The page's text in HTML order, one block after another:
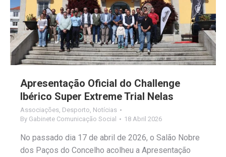
Apresentação Oficial do Challenge
Ibérico Super Extreme Trial Nelas
Associações, Desporto, Notícias
By Gabinete Comunicação Social 18 Abril 2026
No passado dia 17 de abril de 2026, o Salão Nobre
dos Paços do Concelho acolheu a Apresentação